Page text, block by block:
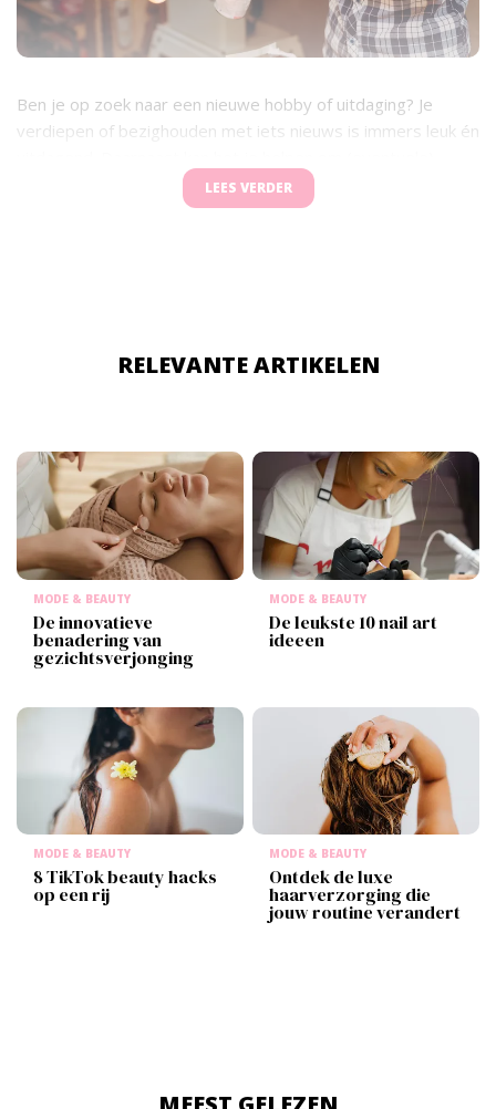
Ben je op zoek naar een nieuwe hobby of uitdaging? Je
verdiepen of bezighouden met iets nieuws is immers leuk én
stress te verminderen: door je bezig te houden met een
nieuwe interesse, kun je een gevoel van rust en voldoening
LEES VERDER
RELEVANTE ARTIKELEN
MODE & BEAUTY
De innovatieve
benadering van
gezichtsverjonging
MODE & BEAUTY
De leukste 10 nail art​
ideeen
MODE & BEAUTY
8 TikTok beauty hacks
op een rij
MODE & BEAUTY
Ontdek de luxe
haarverzorging die
jouw routine verandert